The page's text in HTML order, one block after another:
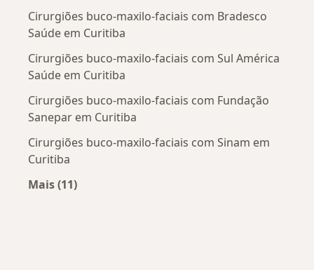
Cirurgiões buco-maxilo-faciais com Bradesco
Saúde em Curitiba
Cirurgiões buco-maxilo-faciais com Sul América
Saúde em Curitiba
Cirurgiões buco-maxilo-faciais com Fundação
Sanepar em Curitiba
Cirurgiões buco-maxilo-faciais com Sinam em
Curitiba
Mais (11)